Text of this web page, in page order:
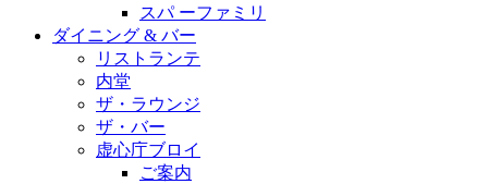
スパ ーファミリ
ダイニング & バー
リストランテ
内堂
ザ・ラウンジ
ザ・バー
虚心庁ブロイ
ご案内